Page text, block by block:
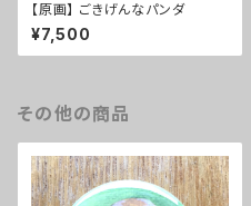
【原画】 ごきげんなパンダ
¥7,500
その他の商品